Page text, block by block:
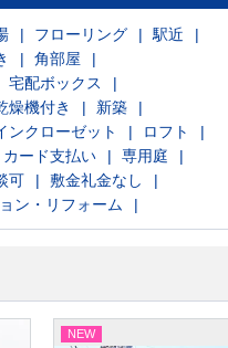
フローリング
駅近
角部屋
宅配ボックス
燥機付き
新築
ンクローゼット
ロフト
カード支払い
専用庭
可
敷金礼金なし
ン・リフォーム
NEW